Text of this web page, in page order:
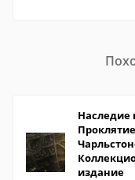
Наследие
Проклятие
издание